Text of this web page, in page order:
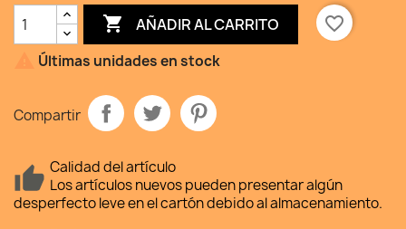
 AÑADIR AL CARRITO
favorite_border
Últimas unidades en stock
Compartir
Calidad del artículo
Los artículos nuevos pueden presentar algún
desperfecto leve en el cartón debido al almacenamiento.